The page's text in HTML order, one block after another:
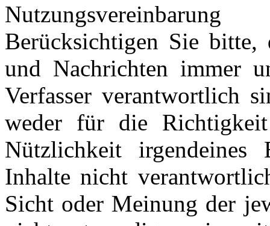
Nutzungsvereinbarung
Berücksichtigen Sie
und Nachrichten immer
Verfasser verantwortlich
weder für die
Nützlichkeit
Inhalte nicht
Sicht oder Meinung der